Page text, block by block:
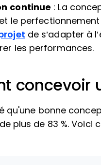
continue : La
et le
de s’adapter à
les performances.
concevoir
qu'une bonne
plus de 83 %.